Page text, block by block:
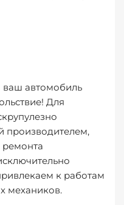
ваш автомобиль
Для
производителем,
ремонта
к работам
механиков.